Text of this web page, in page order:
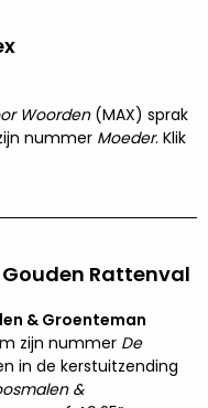
Woorden(MAX) sprak
nummer Moeder. Klik
Rattenval
& Groenteman
zijn nummer De
in de kerstuitzending
&